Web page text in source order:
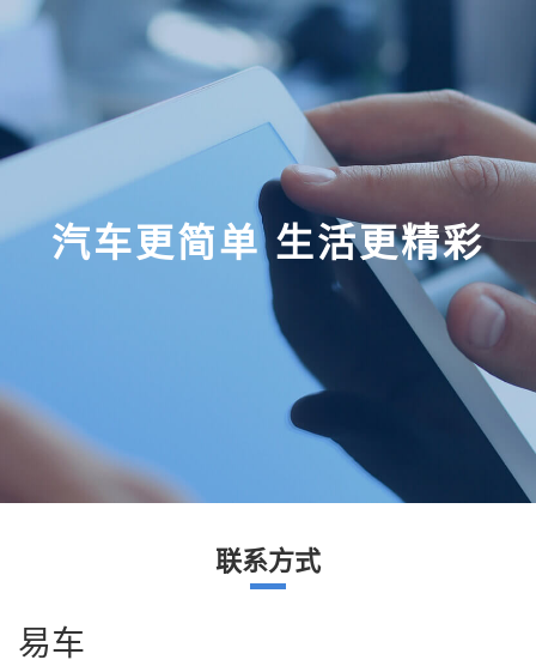
首页
关于易车
业务体系
发展历程
易车新闻
社会责任
加入易车
联系我们
汽车更简单 生活更精彩
联系方式
易车